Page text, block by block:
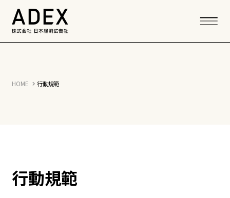
HOME 行動規範
行動規範